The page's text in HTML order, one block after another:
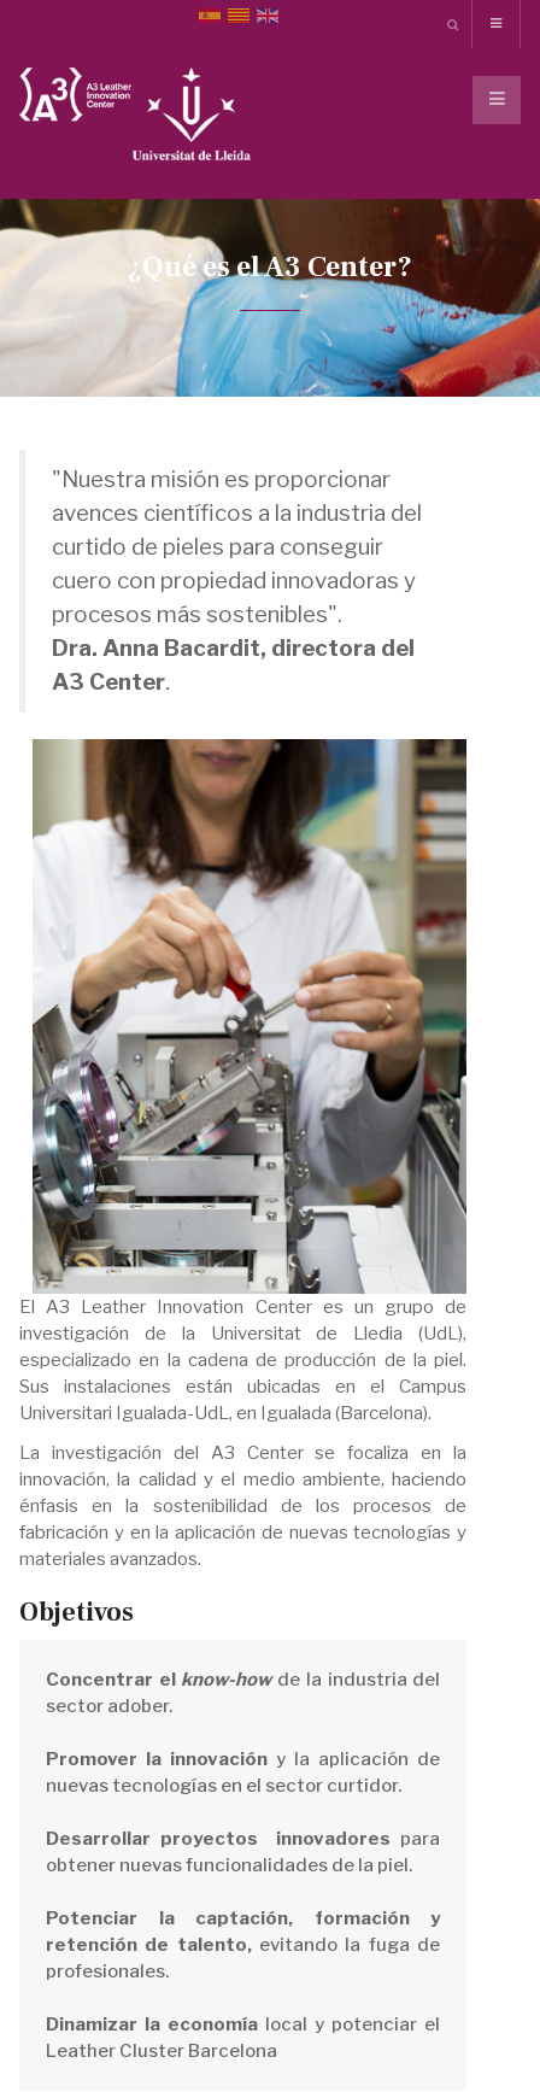
¿Qué es el A3 Center?
"Nuestra misión es proporcionar
avences científicos a la industria del
curtido de pieles para conseguir
cuero con propiedad innovadoras y
procesos más sostenibles".
Dra. Anna Bacardit, directora del
A3 Center.
El A3 Leather Innovation Center es un grupo de
investigación de la Universitat de Lledia (UdL),
especializado en la cadena de producción de la piel.
Sus instalaciones están ubicadas en el Campus
Universitari Igualada-UdL, en Igualada (Barcelona).
La investigación del A3 Center se focaliza en la
innovación, la calidad y el medio ambiente, haciendo
énfasis en la sostenibilidad de los procesos de
fabricación y en la aplicación de nuevas tecnologías y
materiales avanzados.
Objetivos
Concentrar el know-howde la industria del
sector adober.
Promover la innovación y la aplicación de
nuevas tecnologías en el sector curtidor.
Desarrollar proyectos innovadores para
obtener nuevas funcionalidades de la piel.
Potenciar la captación, formación y
retención de talento,evitando la fuga de
profesionales.
Dinamizar la economía local y potenciar el
Leather Cluster Barcelona